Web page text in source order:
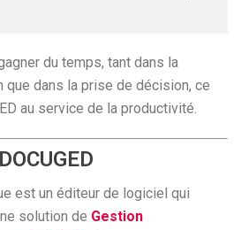
du temps, tant dans la
que dans la prise de décision, ce
au service de la productivité.
est un éditeur de logiciel qui
solution de Gestion